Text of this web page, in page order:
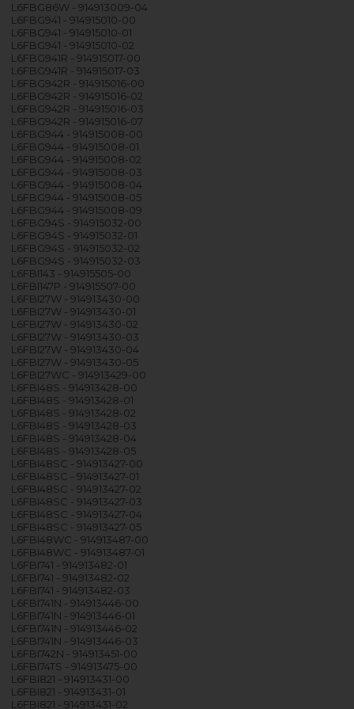
L6FBG86W - 914913009-04
L6FBG941 - 914915010-00
L6FBG941 - 914915010-01
L6FBG941 - 914915010-02
L6FBG941R - 914915017-00
L6FBG941R - 914915017-03
L6FBG942R - 914915016-00
L6FBG942R - 914915016-02
L6FBG942R - 914915016-03
L6FBG942R - 914915016-07
L6FBG944 - 914915008-00
L6FBG944 - 914915008-01
L6FBG944 - 914915008-02
L6FBG944 - 914915008-03
L6FBG944 - 914915008-04
L6FBG944 - 914915008-05
L6FBG944 - 914915008-09
L6FBG94S - 914915032-00
L6FBG94S - 914915032-01
L6FBG94S - 914915032-02
L6FBG94S - 914915032-03
L6FBI143 - 914915505-00
L6FBI147P - 914915507-00
L6FBI27W - 914913430-00
L6FBI27W - 914913430-01
L6FBI27W - 914913430-02
L6FBI27W - 914913430-03
L6FBI27W - 914913430-04
L6FBI27W - 914913430-05
L6FBI27WC - 914913429-00
L6FBI48S - 914913428-00
L6FBI48S - 914913428-01
L6FBI48S - 914913428-02
L6FBI48S - 914913428-03
L6FBI48S - 914913428-04
L6FBI48S - 914913428-05
L6FBI48SC - 914913427-00
L6FBI48SC - 914913427-01
L6FBI48SC - 914913427-02
L6FBI48SC - 914913427-03
L6FBI48SC - 914913427-04
L6FBI48SC - 914913427-05
L6FBI48WC - 914913487-00
L6FBI48WC - 914913487-01
L6FBI741 - 914913482-01
L6FBI741 - 914913482-02
L6FBI741 - 914913482-03
L6FBI741N - 914913446-00
L6FBI741N - 914913446-01
L6FBI741N - 914913446-02
L6FBI741N - 914913446-03
L6FBI742N - 914913451-00
L6FBI74TS - 914913475-00
L6FBI821 - 914913431-00
L6FBI821 - 914913431-01
L6FBI821 - 914913431-02